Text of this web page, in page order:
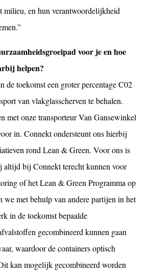
en hun verantwoordelijkheid
voor je en hoe
helpen?
de toekomst een groter percentage C02
van vlakglasscherven te behalen.
met onze transporteur Van Gansewinkel
in. Connekt ondersteunt ons hierbij
rond Lean & Green. Voor ons is
bij Connekt terecht kunnen voor
of het Lean & Green Programma op
we met behulp van andere partijen in het
in de toekomst bepaalde
gecombineerd kunnen gaan
waardoor de containers optisch
kan mogelijk gecombineerd worden